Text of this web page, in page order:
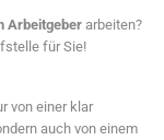
Arbeitgeber arbeiten?
für Sie!
von einer klar
auch von einem